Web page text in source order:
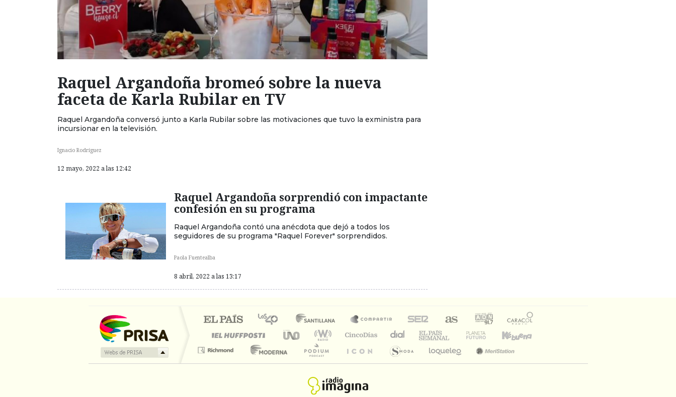
Raquel Argandoña bromeó sobre la nueva
faceta de Karla Rubilar en TV
Raquel Argandoña conversó junto a Karla Rubilar sobre las motivaciones que tuvo la exministra para
incursionar en la televisión.
Ignacio Rodríguez
12 mayo, 2022 a las 12:42
Raquel Argandoña sorprendió con impactante
confesión en su programa
Raquel Argandoña contó una anécdota que dejó a todos los
seguidores de su programa "Raquel Forever" sorprendidos.
Paola Fuentealba
8 abril, 2022 a las 13:17